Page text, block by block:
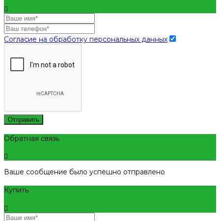
Согласие на обработку персональных данных
Отправить
Обратная связь
Ваше сообщение было успешно отправлено
Купить